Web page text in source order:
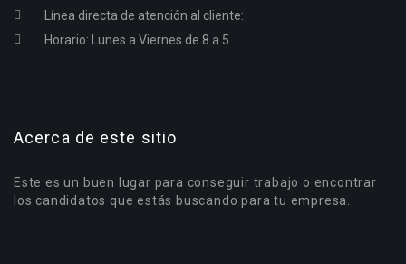
Línea directa de atención al cliente:
Horario: Lunes a Viernes de 8 a 5
Acerca de este sitio
Este es un buen lugar para conseguir trabajo o encontrar
los candidatos que estás buscando para tu empresa.